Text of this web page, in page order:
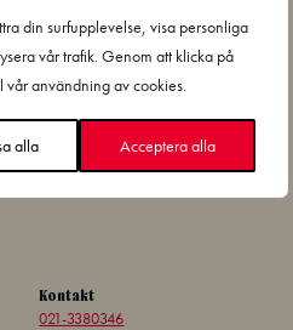
din surfupplevelse, visa personliga
vår trafik. Genom att klicka på
användning av cookies.
alla Acceptera alla
Kontakt
021-3380346